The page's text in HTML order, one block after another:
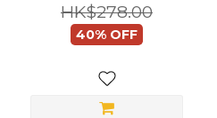
HK$278.00
40% OFF